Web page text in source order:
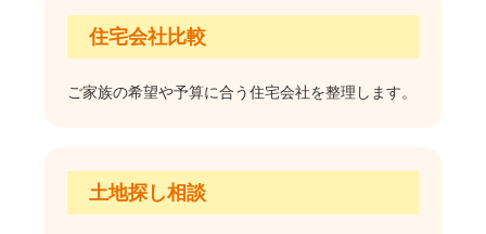
住宅会社比較
ご家族の希望や予算に合う住宅会社を整理します。
土地探し相談